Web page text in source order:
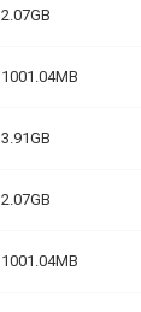
2.07GB
1001.04MB
3.91GB
2.07GB
1001.04MB